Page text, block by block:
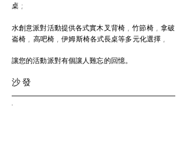
桌 ;
水創意派對活動提供各式實木叉背椅 , 竹節椅 , 拿破
崙椅 , 高吧椅 , 伊姆斯椅各式長桌等多元化選擇 ,
讓您的活動派對有個讓人難忘的回憶。
​沙發​